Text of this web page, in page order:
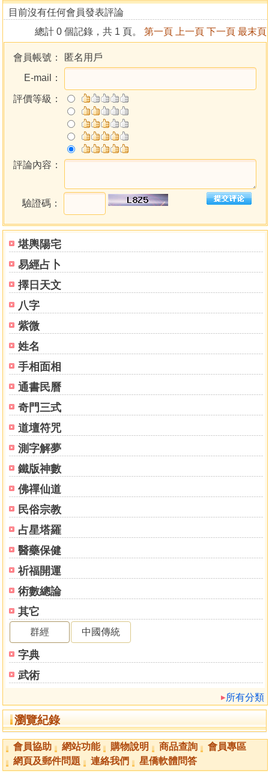
堪輿陽宅
易經占卜
擇日天文
八字
紫微
姓名
手相面相
通書民曆
奇門三式
道壇符咒
測字解夢
鐵版神數
佛禪仙道
民俗宗教
占星塔羅
醫藥保健
祈福開運
術數總論
其它
群經 中國傳統
字典
武術
所有分類
瀏覽紀錄
目前沒有任何會員發表評論
總計 0 個記錄，共 1 頁。 第一頁 上一頁 下一頁 最末頁
會員帳號：
匿名用戶
E-mail：
評價等級：
評論內容：
驗證碼：
會員協助 網站功能 購物說明 商品查詢
會員專區
網頁及郵件問題
連絡我們 星僑軟體問答